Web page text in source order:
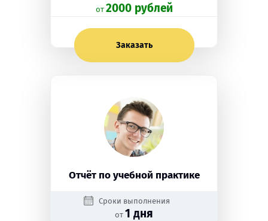
oт 2000 рублей
Заказать
Отчёт по учебной практике
Сроки выполнения
от 1 дня